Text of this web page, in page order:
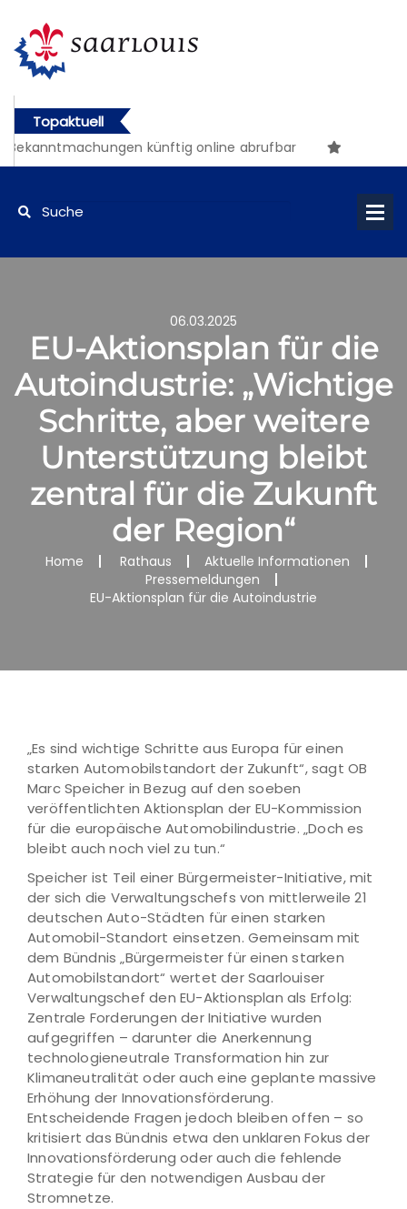
Topaktuell
künftig online abrufbar
06.03.2025
EU-Aktionsplan für die
Autoindustrie: „Wichtige
Schritte, aber weitere
Unterstützung bleibt
zentral für die Zukunft
der Region“
Home Rathaus
Aktuelle Informationen
Pressemeldungen
EU-Aktionsplan für die Autoindustrie
„Es sind wichtige Schritte aus Europa für einen
starken Automobilstandort der Zukunft“, sagt OB
Marc Speicher in Bezug auf den soeben
veröffentlichten Aktionsplan der EU-Kommission
für die europäische Automobilindustrie. „Doch es
bleibt auch noch viel zu tun.“
Speicher ist Teil einer Bürgermeister-Initiative, mit
der sich die Verwaltungschefs von mittlerweile 21
deutschen Auto-Städten für einen starken
Automobil-Standort einsetzen. Gemeinsam mit
dem Bündnis „Bürgermeister für einen starken
Automobilstandort“ wertet der Saarlouiser
Verwaltungschef den EU-Aktionsplan als Erfolg:
Zentrale Forderungen der Initiative wurden
aufgegriffen – darunter die Anerkennung
technologieneutrale Transformation hin zur
Klimaneutralität oder auch eine geplante massive
Erhöhung der Innovationsförderung.
Entscheidende Fragen jedoch bleiben offen – so
kritisiert das Bündnis etwa den unklaren Fokus der
Innovationsförderung oder auch die fehlende
Strategie für den notwendigen Ausbau der
Stromnetze.